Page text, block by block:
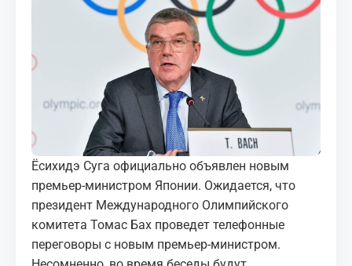
UZ-PIN
Ёсихидэ Суга официально объявлен новым
премьер-министром Японии. Ожидается, что
президент Международного Олимпийского
комитета Томас Бах проведет телефонные
переговоры с новым премьер-министром.